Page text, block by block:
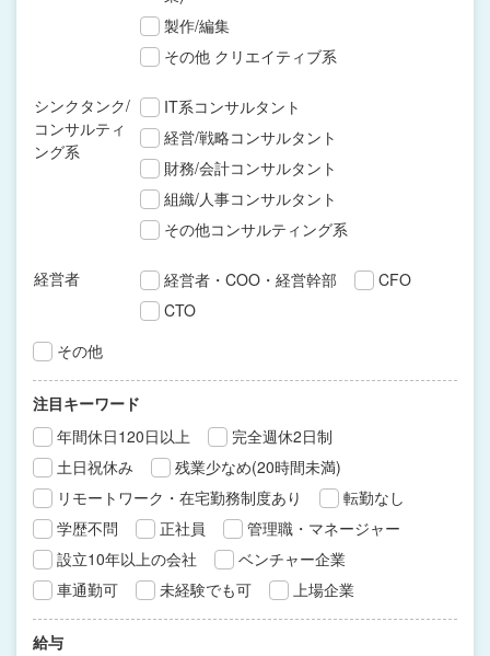
製作/編集
その他 クリエイティブ系
シンクタンク/
コンサルティ
ング系
IT系コンサルタント
経営/戦略コンサルタント
財務/会計コンサルタント
組織/人事コンサルタント
その他コンサルティング系
経営者 経営者・COO・経営幹部
CFO
CTO
その他
注目キーワード
年間休日120日以上
完全週休2日制
土日祝休み
残業少なめ(20時間未満)
リモートワーク・在宅勤務制度あり
転勤なし
学歴不問
正社員
管理職・マネージャー
設立10年以上の会社
ベンチャー企業
車通勤可
未経験でも可 上場企業
給与